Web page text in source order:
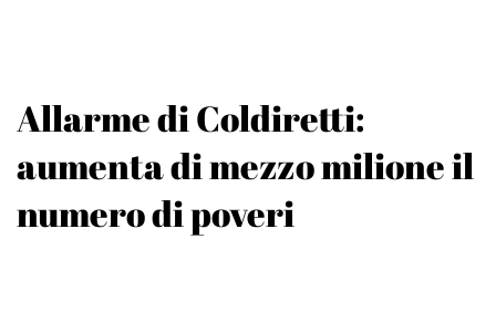
Allarme di Coldiretti:
aumenta di mezzo milione il
numero di poveri